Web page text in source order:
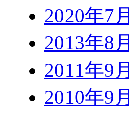
2020年7月
2013年8月
2011年9月
2010年9月